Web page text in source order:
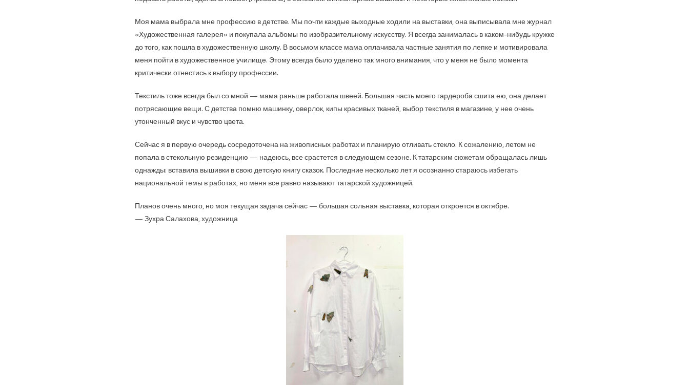
Моя мама выбрала мне профессию в детстве. Мы почти каждые выходные ходили на выставки, она выписывала мне журнал
«Художественная галерея» и покупала альбомы по изобразительному искусству. Я всегда занималась в каком-нибудь кружке
до того, как пошла в художественную школу. В восьмом классе мама оплачивала частные занятия по лепке и мотивировала
меня пойти в художественное училище. Этому всегда было уделено так много внимания, что у меня не было момента
критически отнестись к выбору профессии.
Текстиль тоже всегда был со мной — мама раньше работала швеей. Большая часть моего гардероба сшита ею, она делает
потрясающие вещи. С детства помню машинку, оверлок, кипы красивых тканей, выбор текстиля в магазине, у нее очень
утонченный вкус и чувство цвета.
Сейчас я в первую очередь сосредоточена на живописных работах и планирую отливать стекло. К сожалению, летом не
попала в стекольную резиденцию — надеюсь, все срастется в следующем сезоне. К татарским сюжетам обращалась лишь
однажды: вставила вышивки в свою детскую книгу сказок. Последние несколько лет я осознанно стараюсь избегать
национальной темы в работах, но меня все равно называют татарской художницей.
Планов очень много, но моя текущая задача сейчас — большая сольная выставка, которая откроется в октябре.
— Зухра Салахова, художница